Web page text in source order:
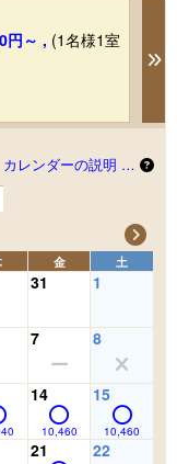
円～ , (1名様1室
カレンダーの説明 …
金 土
31 1
7 8
14
10,460
15
10,460
21 22